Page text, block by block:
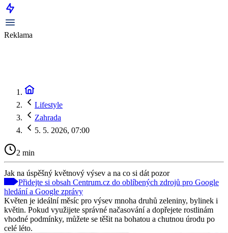
Reklama
Lifestyle
Zahrada
5. 5. 2026, 07:00
2 min
Jak na úspěšný květnový výsev a na co si dát pozor
Přidejte si obsah Centrum.cz do oblíbených zdrojů pro Google
hledání a Google zprávy
Květen je ideální měsíc pro výsev mnoha druhů zeleniny, bylinek i
květin. Pokud využijete správné načasování a dopřejete rostlinám
vhodné podmínky, můžete se těšit na bohatou a chutnou úrodu po
celé léto.